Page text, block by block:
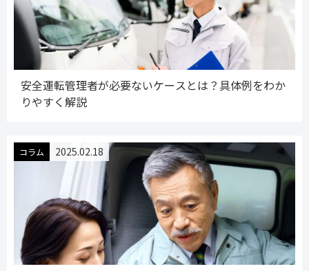
安全運転管理者が必要ないケースとは？具体例をわか
りやすく解説
コラム 2025.02.18